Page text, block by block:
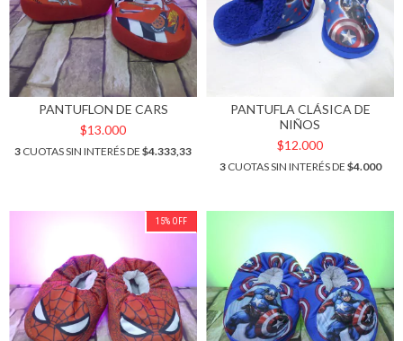
PANTUFLON DE CARS
$13.000
3 CUOTAS SIN INTERÉS DE $4.333,33
PANTUFLA CLÁSICA DE
NIÑOS
$12.000
3CUOTAS SIN INTERÉS DE $4.000
15% OFF